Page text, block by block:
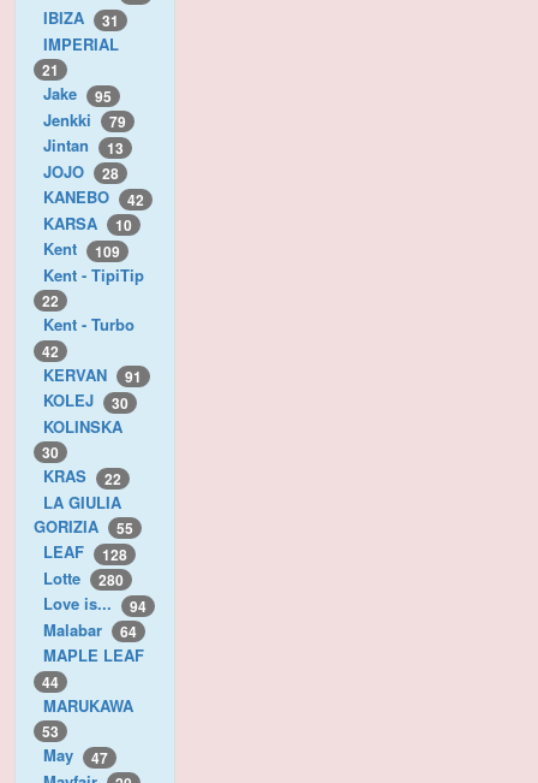
IBIZA 31
IMPERIAL
21
Jake 95
Jenkki 79
Jintan 13
JOJO 28
KANEBO 42
KARSA 10
Kent 109
Kent - TipiTip
22
Kent - Turbo
42
KERVAN 91
KOLEJ 30
KOLINSKA
30
KRAS 22
LA GIULIA
GORIZIA
55
LEAF 128
Lotte 280
Love is... 94
Malabar 64
MAPLE LEAF
44
MARUKAWA
53
May 47